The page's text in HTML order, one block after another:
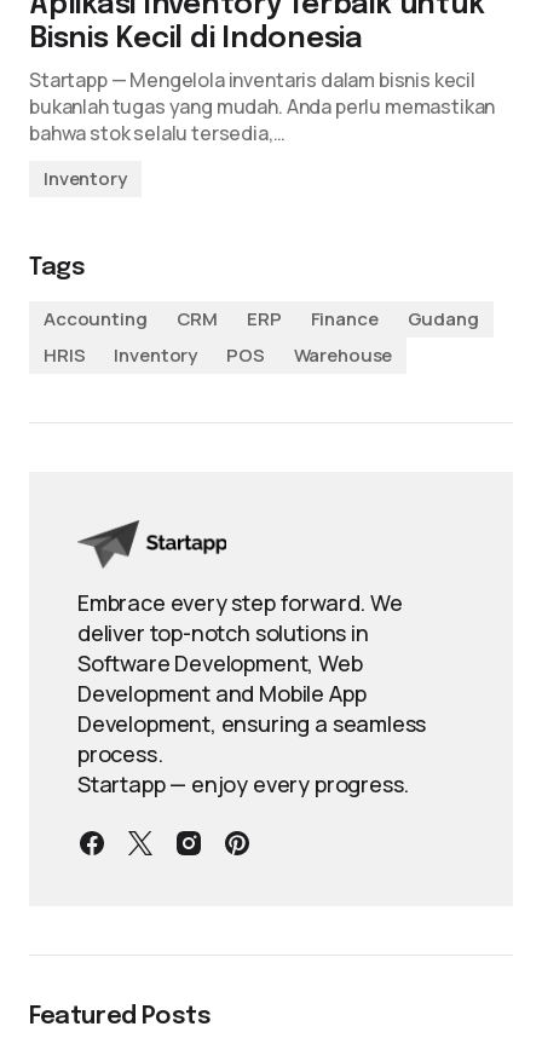
Bisnis Kecil di Indonesia
Startapp — Mengelola inventaris dalam bisnis kecil
bukanlah tugas yang mudah. Anda perlu memastikan
bahwa stok selalu tersedia,…
Inventory
Tags
Accounting
CRM ERP Finance
Gudang
HRIS
Inventory POS Warehouse
Embrace every step forward. We
deliver top-notch solutions in
Software Development, Web
Development and Mobile App
Development, ensuring a seamless
process.
Startapp — enjoy every progress.
Featured Posts